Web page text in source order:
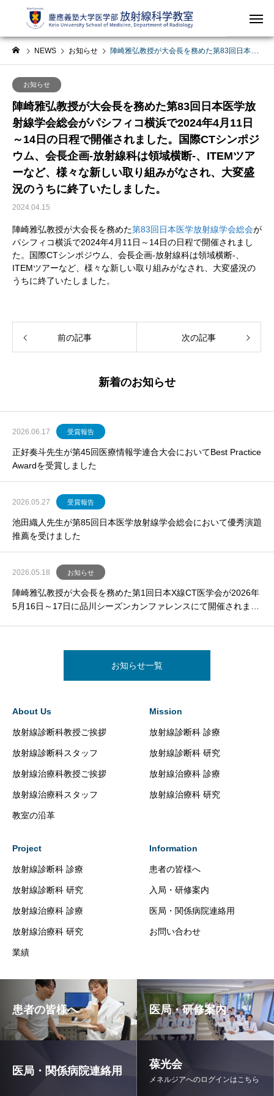
NEWS お知らせ 陣崎雅弘教授が大会長を務めた第83回日本医学放射線学会総会がパシフィコ横浜で2024年4月11日～14日の日程で開催されました。国際CTシンポジウム、会長企画-放射線科は領域横断-、ITEMツアーなど、様々な新しい取り組みがなされ、大変盛況のうちに終了いたしました。
お知らせ
陣崎雅弘教授が大会長を務めた第83回日本医学放
射線学会総会がパシフィコ横浜で2024年4月11日
～14日の日程で開催されました。国際CTシンポジ
ウム、会長企画-放射線科は領域横断-、ITEMツア
ーなど、様々な新しい取り組みがなされ、大変盛
況のうちに終了いたしました。
2024.04.15
陣崎雅弘教授が大会長を務めた第83回日本医学放射線学会総会が
パシフィコ横浜で2024年4月11日～ 14日の日程で開催されまし
た。国際CTシンポジウム、 会長企画-放射線科は領域横断-、
ITEMツアーなど、 様々な新しい取り組みがなされ、 大変盛況の
うちに終了いたしました。
前の記事 次の記事
新着のお知らせ
2026.06.17 受賞報告
正好奏斗先生が第45回医療情報学連合大会においてBest Practice
Awardを受賞しました
2026.05.27 受賞報告
池田織人先生が第85回日本医学放射線学会総会において優秀演題
推薦を受けました
2026.05.18 お知らせ
陣崎雅弘教授が大会長を務めた第1回日本X線CT医学会が2026年
5月16日～17日に品川シーズンカンファレンスにて開催されまし
た。
お知らせ一覧
About Us
放射線診断科教授ご挨拶
放射線診断科スタッフ
放射線治療科教授ご挨拶
放射線治療科スタッフ
教室の沿革
Mission
放射線診断科 診療
放射線診断科 研究
放射線治療科 診療
放射線治療科 研究
Project
放射線診断科 診療
放射線診断科 研究
放射線治療科 診療
放射線治療科 研究
業績
Information
患者の皆様へ
入局・研修案内
医局・関係病院連絡用
お問い合わせ
患者の皆様へ 医局・研修案内
医局・関係病院連絡用
葆光会
メネルジアへのログインはこちら